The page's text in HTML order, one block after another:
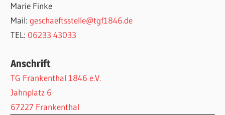
Marie Finke
Mail:geschaeftsstelle@tgf1846.de
TEL: 06233 43033
Anschrift
TG Frankenthal 1846 e.V.
Jahnplatz 6
67227 Frankenthal